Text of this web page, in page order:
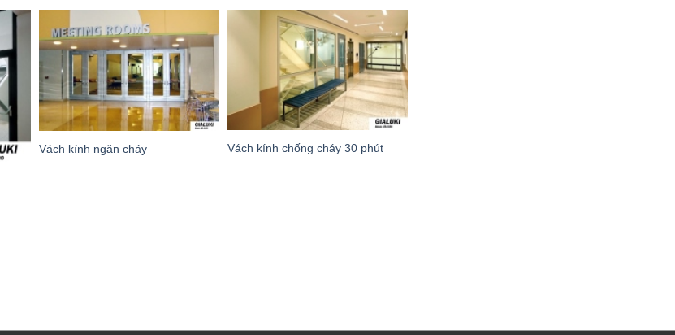
Vách kính ngăn cháy Vách kính chống cháy 30 phút